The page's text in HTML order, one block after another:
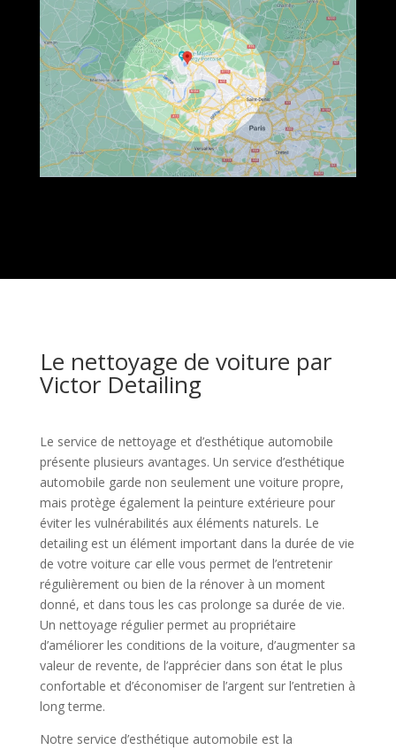
Le nettoyage de voiture par
Victor Detailing
Le service de nettoyage et d’esthétique automobile
présente plusieurs avantages. Un service d’esthétique
automobile garde non seulement une voiture propre,
mais protège également la peinture extérieure pour
éviter les vulnérabilités aux éléments naturels. Le
detailing est un élément important dans la durée de vie
de votre voiture car elle vous permet de l’entretenir
régulièrement ou bien de la rénover à un moment
donné, et dans tous les cas prolonge sa durée de vie.
Un nettoyage régulier permet au propriétaire
d’améliorer les conditions de la voiture, d’augmenter sa
valeur de revente, de l’apprécier dans son état le plus
confortable et d’économiser de l’argent sur l’entretien à
long terme.
Notre service d’esthétique automobile est la